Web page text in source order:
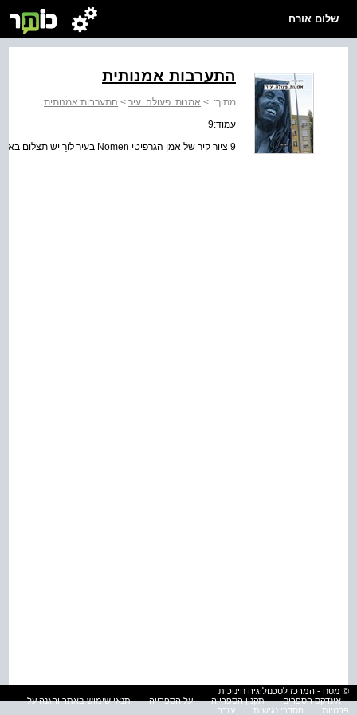
שלום אורח
התערבות אמנותית
מתוך: > אמנות. פעולה. עיר > התערבות אמנותית
עמוד:9
9 ציור קיר של אמן הגרפיטי Nomen בעיר לורֵ יש תצלום באדיבות Raquel Wise / SÁBADO
© מטח - המרכז לטכנולוגיה חינוכית
אינדקס הספרים
תקנון הספרייה על הספרייה
תנאי שימוש באתר והגנה על
פרטיות
הסדרי נגישות עזרה